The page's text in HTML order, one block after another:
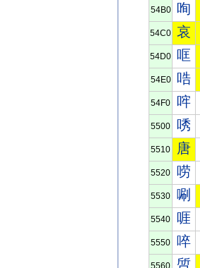
54B0 咰
54C0 哀
54D0 哐
54E0 哠
54F0 哰
5500 唀
5510 唐
5520 唠
5530 唰
5540 啀
5550 啐
5560 啠